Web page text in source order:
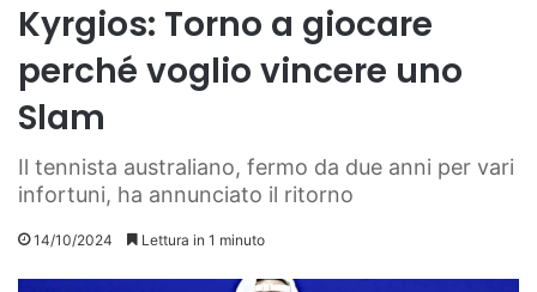
Kyrgios: Torno a giocare
perché voglio vincere uno
Slam
Il tennista australiano, fermo da due anni per vari
infortuni, ha annunciato il ritorno
14/10/2024 Lettura in 1 minuto